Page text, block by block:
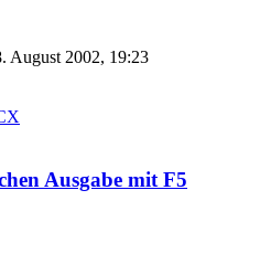
August 2002, 19:23
Ausgabe mit F5